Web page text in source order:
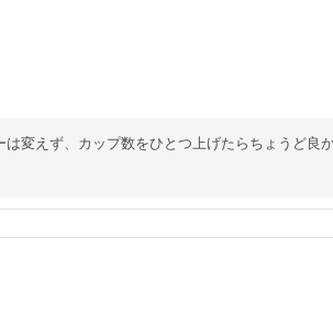
変えず、カップ数をひとつ上げたらちょうど良か